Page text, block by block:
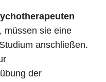
müssen sie eine
anschließen.
der